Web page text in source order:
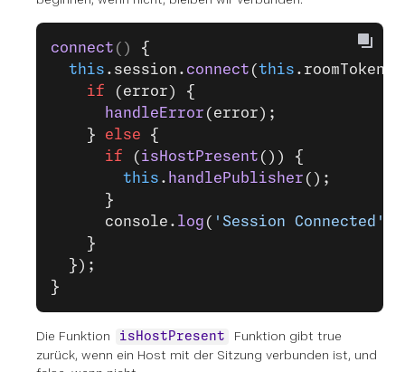
connect () {
  this
.session. connect (this .roomToken,
    if
(error) {
      handleError
(error);
    }
else {
      if
( isHostPresent ()) {
        this
. handlePublisher ();
      }
      console.
log ( 'Session Connected'
    }
  });
}
Die Funktion isHostPresent
Funktion gibt true
zurück, wenn ein Host mit der Sitzung verbunden ist, und